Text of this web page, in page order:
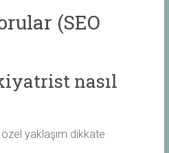
(SEO
nasıl
yaklaşım dikkate